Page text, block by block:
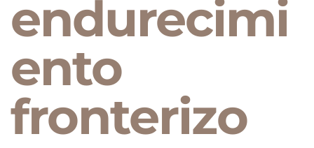
endurecimi
ento
fronterizo